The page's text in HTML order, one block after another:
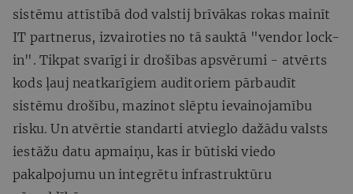
sistēmu attīstībā dod valstij brīvākas rokas mainīt
IT partnerus, izvairoties no tā sauktā "vendor lock-
in". Tikpat svarīgi ir drošības apsvērumi - atvērts
kods ļauj neatkarīgiem auditoriem pārbaudīt
sistēmu drošību, mazinot slēptu ievainojamību
risku. Un atvērtie standarti atvieglo dažādu valsts
iestāžu datu apmaiņu, kas ir būtiski viedo
pakalpojumu un integrētu infrastruktūru